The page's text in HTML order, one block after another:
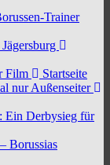
Trainer
Film
Startseite
nur Außenseiter
Ein Derbysieg für
Borussias